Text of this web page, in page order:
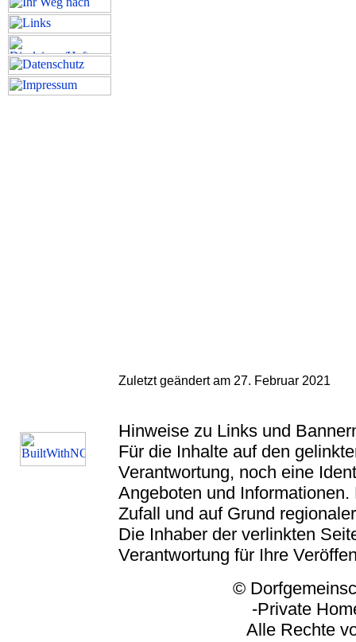
Zuletzt geändert am 27. Februar 2021
Hinweise zu Links und
Für die Inhalte auf den
Verantwortung, noch eine
Angeboten und
Zufall und auf Grund
Die Inhaber der verlinkten
Verantwortung für Ihre
© Dorfgemeinschaft
-Private
Alle Rechte